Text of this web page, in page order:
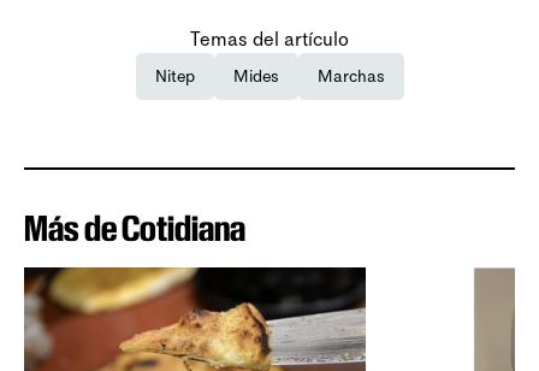
Temas del artículo
Nitep Mides Marchas
Más de Cotidiana